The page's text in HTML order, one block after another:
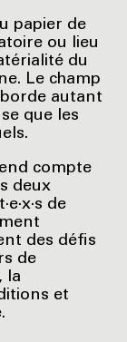
papier de
ou lieu
du
Le champ
autant
que les
compte
deux
de
des défis
de
la
et